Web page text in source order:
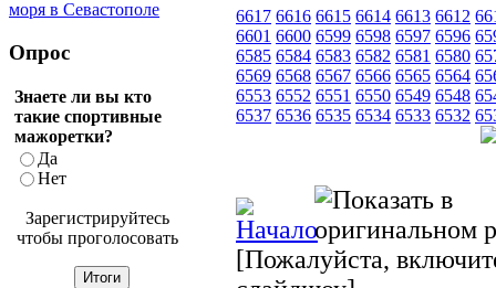
6617 6616 6615 6614 6613 6612
6601 6600 6599 6598 6597 6596
6585 6584 6583 6582 6581 6580
6569 6568 6567 6566 6565 6564
6553 6552 6551 6550 6549 6548
6537 6536 6535 6534 6533 6532
[Пожалуйста,
Опрос
Знаете ли вы кто
такие спортивные
мажоретки?
Да
Нет
Зарегистрируйтесь
чтобы проголосовать